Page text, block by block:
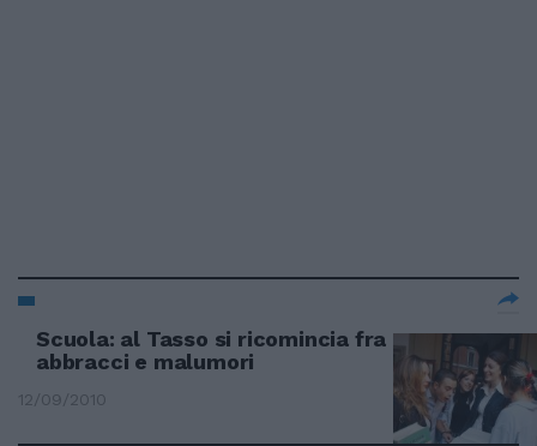
Scuola: al Tasso si ricomincia fra
abbracci e malumori
12/09/2010